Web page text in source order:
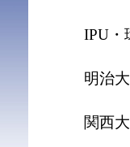
IPU・
明治
関西